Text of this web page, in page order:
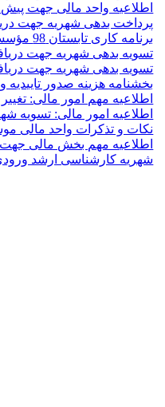
اطلاعیه واحد مالی جهت پیش
پرداخت بدهی شهریه جهت
برنامه کاری تابستان 98 مؤسسه آموزش عالی غیردولتی غیرانتفاعی راه دانش بابل
تسویه بدهی شهریه جهت
تسویه بدهی شهریه جهت
بخشنامه هزینه صدور تاییدیه
اطلاعیه مهم امور مالی:
اطلاعیه امور مالی: تسویه
نکات و تذکرات واحد مالی
اطلاعیه مهم بخش مالی جهت
شهریه کارشناسی ارشد ورودی های سال 93 و 94 موسسه آموزش عالی راه